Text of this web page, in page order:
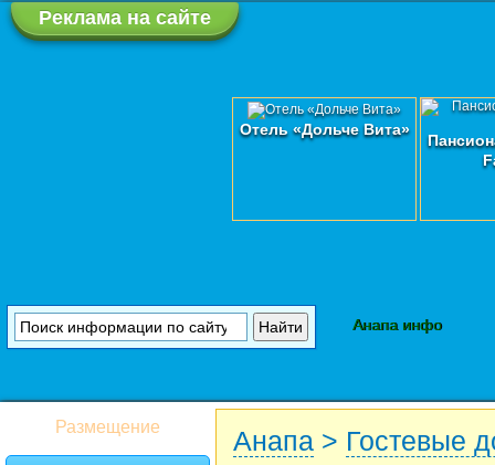
Реклама на сайте
Отель «Дольче Вита»
Анапа инфо
Размещение Анапа > Гостевые